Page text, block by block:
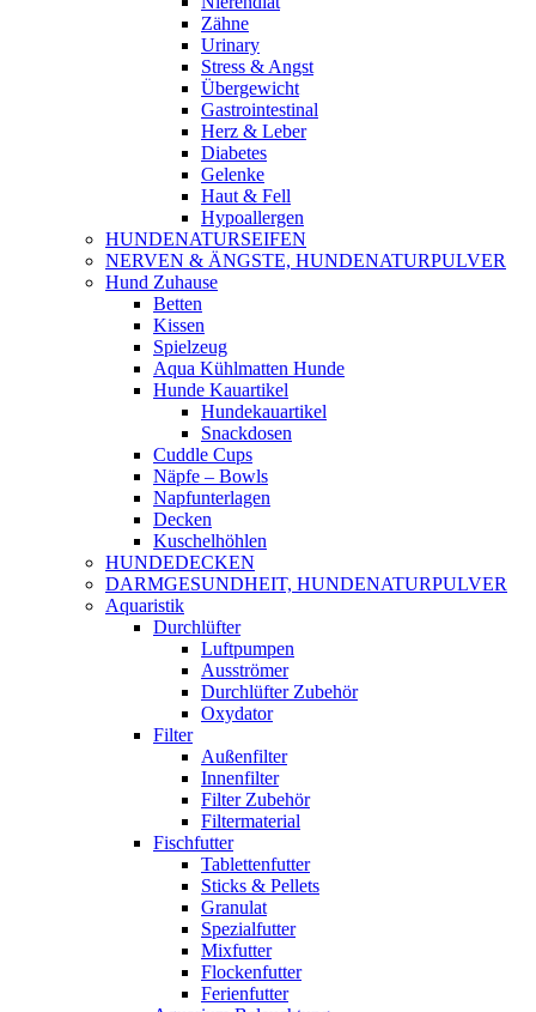
Zähne
Urinary
Stress & Angst
Übergewicht
Gastrointestinal
Herz & Leber
Diabetes
Gelenke
Haut & Fell
Hypoallergen
HUNDENATURSEIFEN
NERVEN & ÄNGSTE, HUNDENATURPULVER
Hund Zuhause
Betten
Kissen
Spielzeug
Aqua Kühlmatten Hunde
Hunde Kauartikel
Hundekauartikel
Snackdosen
Cuddle Cups
Näpfe – Bowls
Napfunterlagen
Decken
Kuschelhöhlen
HUNDEDECKEN
DARMGESUNDHEIT, HUNDENATURPULVER
Aquaristik
Durchlüfter
Luftpumpen
Ausströmer
Durchlüfter Zubehör
Oxydator
Filter
Außenfilter
Innenfilter
Filter Zubehör
Filtermaterial
Fischfutter
Tablettenfutter
Sticks & Pellets
Granulat
Spezialfutter
Mixfutter
Flockenfutter
Ferienfutter